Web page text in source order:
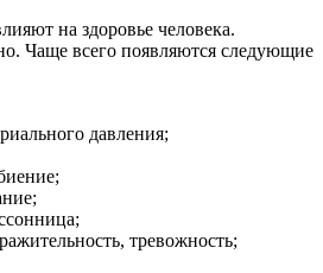
на здоровье человека.
Чаще всего появляются следующие
давления;
тревожность;